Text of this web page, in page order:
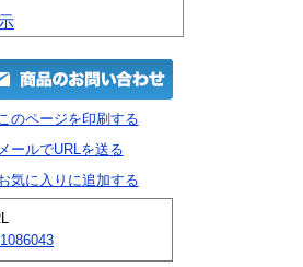
のページを印刷する
ールでURLを送る
気に入りに追加する